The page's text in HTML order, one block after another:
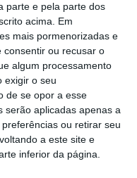
parte e pela parte dos
acima. Em
mais pormenorizadas e
consentir ou recusar o
algum processamento
exigir o seu
de se opor a esse
serão aplicadas apenas a
ou retirar seu
a este site e
inferior da página.
as
Função Pública
Em causa
entre 52,63
de